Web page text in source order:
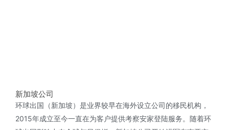
新加坡公司
环球出国（新加坡）是业界较早在海外设立公司的移民机构，
2015年成立至今一直在为客户提供考察安家登陆服务。随着环